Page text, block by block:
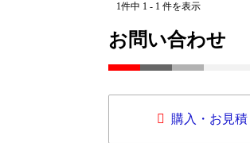
1件中 1 - 1 件を表示
お問い合わせ
購入・お見